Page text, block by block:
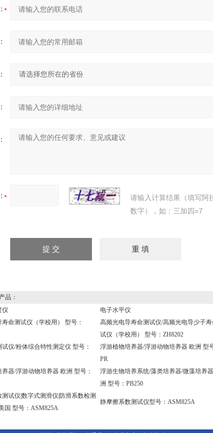
请输入计算结果（填写阿
数字），如：三加四=7
品：
仪
电子水平仪
命测试仪（学校用） 型号：
高频光电导寿命测试仪/高频光电导少子寿
试仪（学校用） 型号：ZH8202
仪/粉体综合特性测定仪 型号：
浮游植物培养器/浮游动物培养器 欧洲 型
PR
器/浮游动物培养器 欧洲 型号：
浮游生物培养系统/藻类培养器/微藻培养
洲 型号：PB250
试仪|数字式测滑仪|防滑系数检测
国 型号：ASM825A
静摩擦系数测试仪型号：ASM825A